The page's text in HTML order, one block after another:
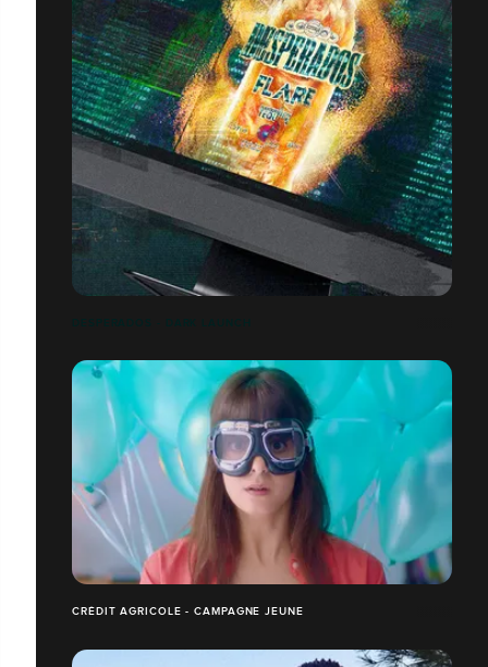
DESPERADOS - DARK LAUNCH
CRÉDIT AGRICOLE - CAMPAGNE JEUNE